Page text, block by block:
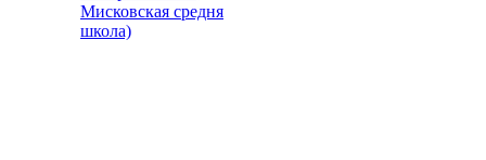
Мисковская средня
школа)